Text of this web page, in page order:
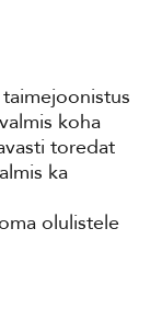
koha
toredat
ka
olulistele